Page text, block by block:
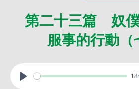
第二十三篇 奴
服事的行動